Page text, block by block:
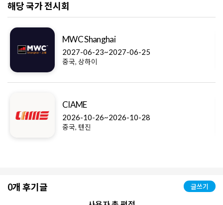
해당 국가 전시회
MWC Shanghai
2027-06-23~2027-06-25
중국, 상하이
CIAME
2026-10-26~2026-10-28
중국, 텐진
0개 후기글 글쓰기